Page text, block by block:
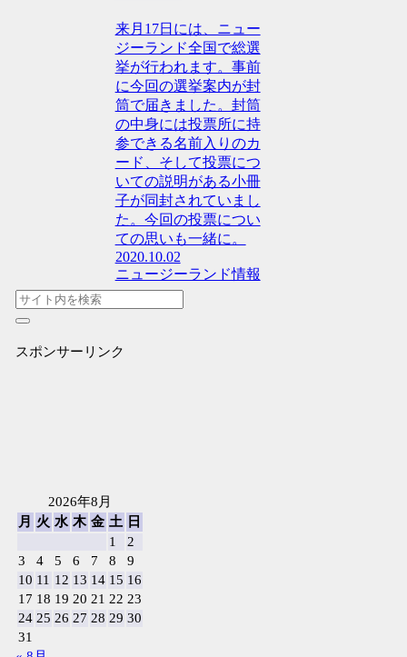
来月17日には、ニュー
ジーランド全国で総選
挙が行われます。事前
に今回の選挙案内が封
筒で届きました。封筒
の中身には投票所に持
参できる名前入りのカ
ード、そして投票につ
いての説明がある小冊
子が同封されていまし
た。今回の投票につい
ての思いも一緒に。
2020.10.02
ニュージーランド情報
スポンサーリンク
2026年8月
月
火 水 木 金 土
日
1
2
3
4 5 6 7 8
9
10 11 12 13 14 15 16
17 18 19 20 21 22 23
24 25 26 27 28 29 30
31